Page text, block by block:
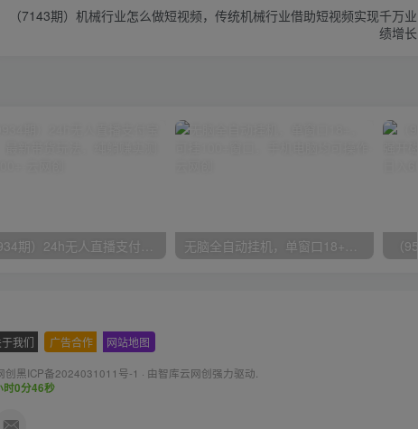
（7143期）机械行业怎么做短视频，传统机械行业借助短视频实现千万业
绩增长
（9934期）24h无人直播支付宝项目，最新带货玩法，纯躺赚实测日入500+ 无脑全自动挂机，单窗口18+，可挂100+窗口，手机电脑均可操作
我们 广告合作 网站地图
创黑ICP备2024031011号-1 · 由智库云网创强力驱动.
时0分47秒